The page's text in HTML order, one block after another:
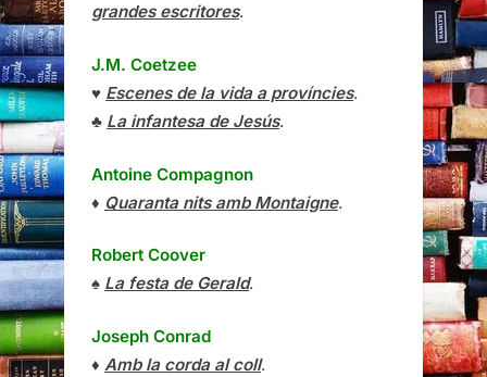
grandes escritores.
J.M. Coetzee
♥ Escenes de la vida a províncies.
♣ La infantesa de Jesús.
Antoine Compagnon
♦ Quaranta nits amb Montaigne.
Robert Coover
♠ La festa de Gerald.
Joseph Conrad
♦ Amb la corda al coll.